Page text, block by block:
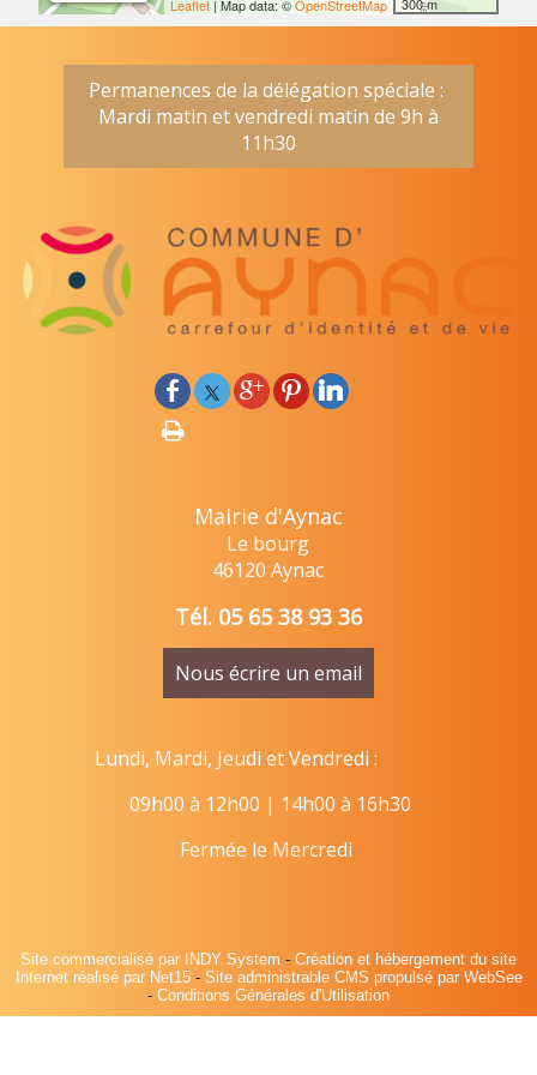
Leaflet| Map data: ©OpenStreetMap
Permanences de la délégation spéciale :
Mardi matin et vendredi matin de 9h à
11h30
Mairie d'Aynac
Le bourg
46120 Aynac
Tél. 05 65 38 93 36
Nous écrire un email
Lundi, Mardi, Jeudi et Vendredi :
09h00 à 12h00 | 14h00 à 16h30
Fermée le Mercredi
Site commercialisé par INDY System - Création et hébergement du site
Internet réalisé par Net15- Site administrable CMS propulsé par WebSee
- Conditions Générales d'Utilisation